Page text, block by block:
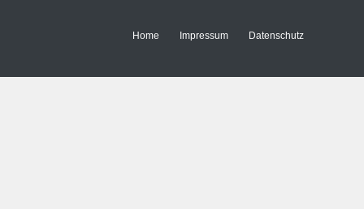
Home Impressum Datenschutz